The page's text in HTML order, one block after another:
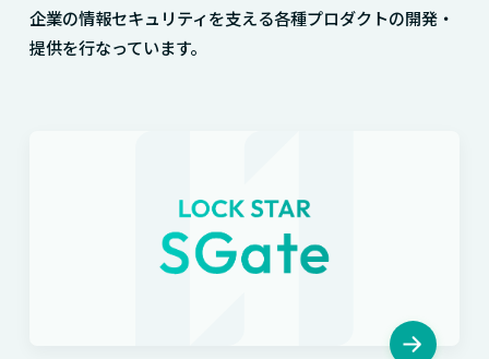
企業の情報セキュリティを支える各種プロダクトの開発・
提供を行なっています。